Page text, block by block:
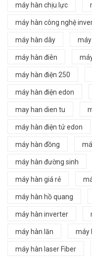
máy hàn chịu lực
máy hàn công nghệ
máy hàn dây
máy hàn điên
máy hàn điện 250
máy hàn điện edon
may han dien tu
máy hàn điện tử edon
máy hàn đồng
máy hàn đường sinh
máy hàn giá rẻ
máy hàn hồ quang
máy hàn inverter
máy hàn lăn máy
máy hàn laser Fiber